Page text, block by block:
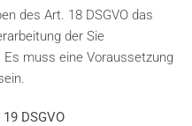
des Art. 18 DSGVO das
der Sie
muss eine Voraussetzung
DSGVO